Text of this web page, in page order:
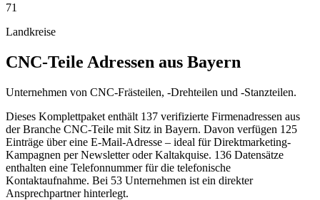
71
Landkreise
CNC-Teile Adressen aus Bayern
Unternehmen von CNC-Frästeilen, -Drehteilen und -Stanzteilen.
Dieses Komplettpaket enthält 137 verifizierte Firmenadressen aus
der Branche CNC-Teile mit Sitz in Bayern. Davon verfügen 125
Einträge über eine E-Mail-Adresse – ideal für Direktmarketing-
Kampagnen per Newsletter oder Kaltakquise. 136 Datensätze
enthalten eine Telefonnummer für die telefonische
Kontaktaufnahme. Bei 53 Unternehmen ist ein direkter
Ansprechpartner hinterlegt.